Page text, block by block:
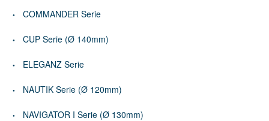
COMMANDER Serie
CUP Serie (Ø 140mm)
ELEGANZ Serie
NAUTIK Serie (Ø 120mm)
NAVIGATOR I Serie (Ø 130mm)